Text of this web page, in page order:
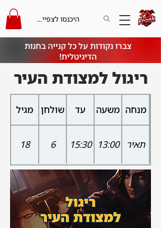
צברו נקודות על כל קנייה בחנות
הדיגיטלית!
היכנסו לצפייה בקרדיט
ריגול למצודת העיר
מנחה משעה עד שולחן מגיל
תאיר 13:00
15:30
6
18